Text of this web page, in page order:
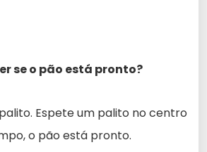
se o pão está pronto?
Espete um palito no centro
o pão está pronto.